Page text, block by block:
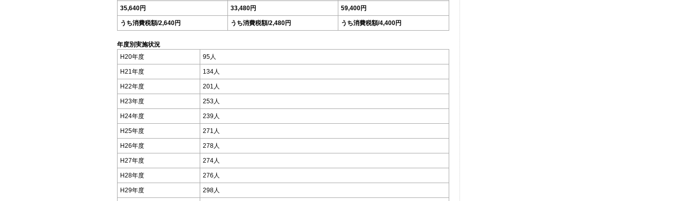
35,640円 33,480円 59,400円
うち消費税額/2,640円 うち消費税額/2,480円 うち消費税額/4,400円
年度別実施状況
H20年度
95人
H21年度 134人
H22年度 201人
H23年度 253人
H24年度 239人
H25年度 271人
H26年度 278人
H27年度 274人
H28年度 276人
H29年度 298人